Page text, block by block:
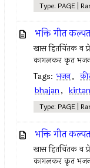
Type: PAGE |
भक्ति गीत
खास हितचिंतक व
कागलकर कृत
Tags: भजन,
bhajan, kirtan
Type: PAGE |
भक्ति गीत
खास हितचिंतक व
कागलकर कृत